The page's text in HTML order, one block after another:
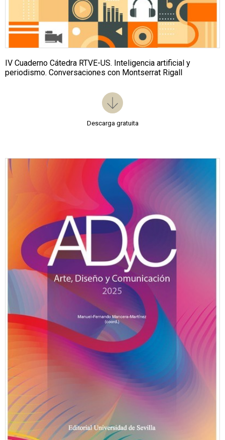
IV Cuaderno Cátedra RTVE-US. Inteligencia artificial y
periodismo. Conversaciones con Montserrat Rigall
Descarga gratuita